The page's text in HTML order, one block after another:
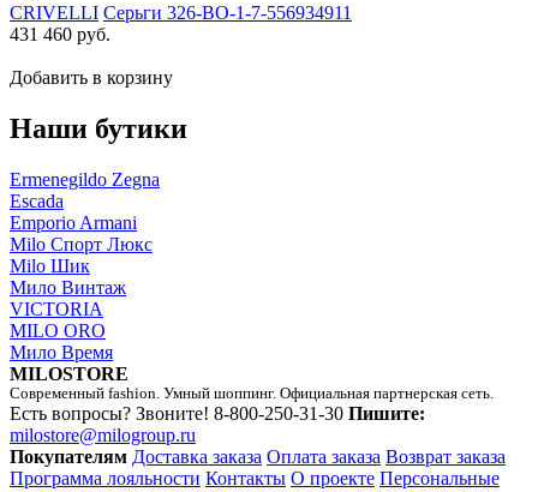
CRIVELLI Серьги 326-BO-1-7-556934911
431 460 руб.
Добавить в корзину
Наши бутики
Ermenegildo Zegna
Escada
Emporio Armani
Milo Спорт Люкс
Milo Шик
Мило Винтаж
VICTORIA
MILO ORO
Мило Время
MILOSTORE
Современный fashion. Умный шоппинг. Официальная партнерская сеть.
Есть вопросы? Звоните! 8-800-250-31-30 Пишите:
milostore@milogroup.ru
Покупателям Доставка заказа Оплата заказа Возврат заказа
Программа лояльности Контакты О проекте Персональные